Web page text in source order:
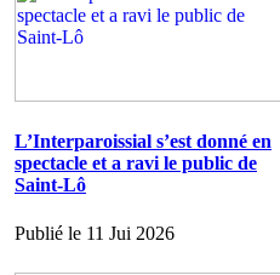
L’Interparoissial s’est donné en
spectacle et a ravi le public de
Saint-Lô
Publié le 11 Jui 2026